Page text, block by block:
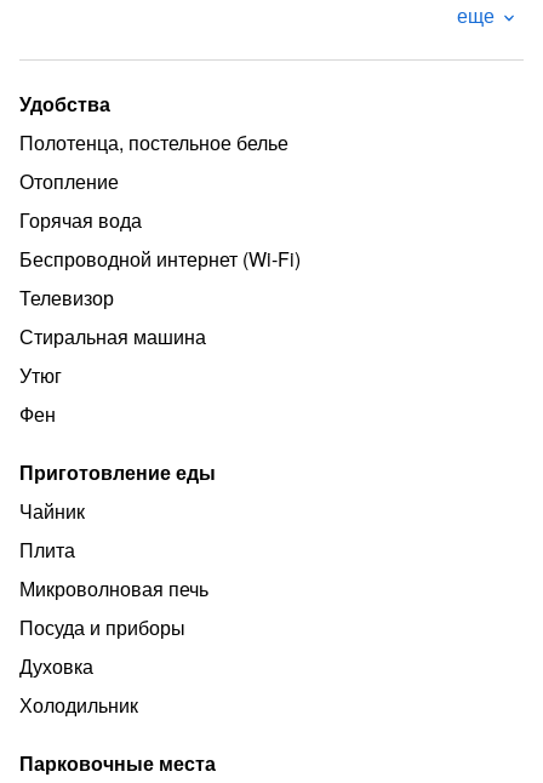
Безналичная оплата ( по счету)
В квартирах есть все необходимое для проживания на
любой срок :
Комфортное спальное место;
Холодильник, ТВ, стиральная машина, микроволновая
печь;
Гладильные принадлежности ,
Постельное белье + набор полотенец
Стоимость однокомнатных квартир от 3000₽ в сутки
Стоимость двухкомнатных квартир от 4500₽ сутки за
✔️На длительной срок готовы обсудить
индивидуальные условия и скидку.
еще
Удобства
Полотенца, постельное белье
Отопление
Горячая вода
Беспроводной интернет (Wi‑Fi)
Телевизор
Стиральная машина
Утюг
Фен
Приготовление еды
Чайник
Плита
Микроволновая печь
Посуда и приборы
Духовка
Холодильник
Парковочные места